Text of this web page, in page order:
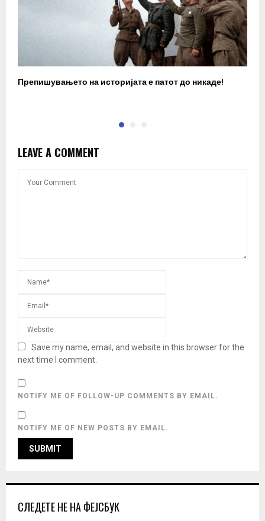
Препишувањето на историјата е патот до никаде!
LEAVE A COMMENT
Save my name, email, and website in this browser for the
next time I comment.
NOTIFY ME OF FOLLOW-UP COMMENTS BY EMAIL.
NOTIFY ME OF NEW POSTS BY EMAIL.
СЛЕДЕТЕ НЕ НА ФЕЈСБУК